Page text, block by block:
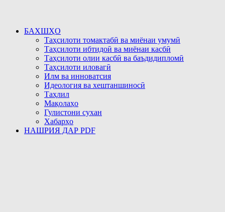
БАХШҲО
Таҳсилоти томактабӣ ва миёнаи умумӣ
Таҳсилоти ибтидоӣ ва миёнаи касбӣ
Таҳсилоти олии касбӣ ва баъдидипломӣ
Таҳсилоти иловагӣ
Илм ва инноватсия
Идеология ва хештаншиносӣ
Таҳлил
Мақолаҳо
Гулистони сухан
Хабарҳо
НАШРИЯ ДАР PDF